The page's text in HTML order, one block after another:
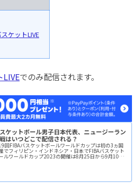
スケットLIVE
LIVEでのみ配信されます。
ケットボール男子日本代表、ニュージーラン
はいつどこで配信される？
回FIBAバスケットボールワールドカップは初の3ヵ国
でフィリピン・インドネシア・日本でFIBAバスケット
ルワールドカップ2023の開催は8月25日から9月10日